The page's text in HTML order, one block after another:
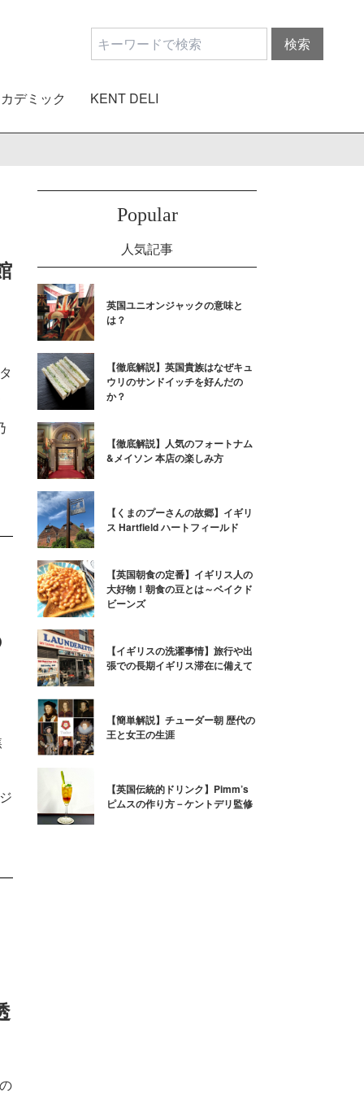
デミック KENT DELI
Popular
人気記事
英国ユニオンジャックの意味と
は？
【徹底解説】英国貴族はなぜキュ
ウリのサンドイッチを好んだの
か？
【徹底解説】人気のフォートナム
&メイソン 本店の楽しみ方
【くまのプーさんの故郷】イギリ
ス Hartfield ハートフィールド
【英国朝食の定番】イギリス人の
大好物！朝食の豆とは～ベイクド
ビーンズ
【イギリスの洗濯事情】旅行や出
張での長期イギリス滞在に備えて
【簡単解説】チューダー朝 歴代の
王と女王の生涯
【英国伝統的ドリンク】Pimm’s
ピムスの作り方－ケントデリ監修